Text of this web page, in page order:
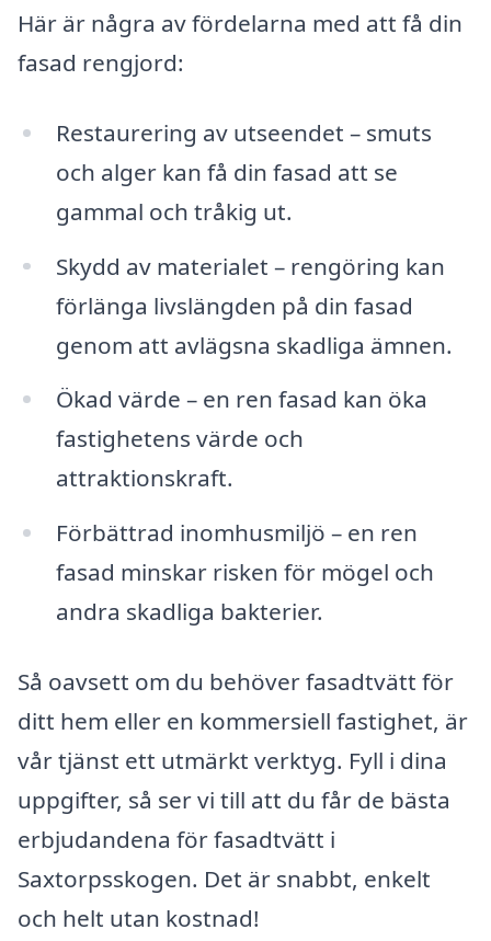
Här är några av fördelarna med att få din
fasad rengjord:
Restaurering av utseendet – smuts
och alger kan få din fasad att se
gammal och tråkig ut.
Skydd av materialet – rengöring kan
förlänga livslängden på din fasad
genom att avlägsna skadliga ämnen.
Ökad värde – en ren fasad kan öka
fastighetens värde och
attraktionskraft.
Förbättrad inomhusmiljö – en ren
fasad minskar risken för mögel och
andra skadliga bakterier.
Så oavsett om du behöver fasadtvätt för
ditt hem eller en kommersiell fastighet, är
vår tjänst ett utmärkt verktyg. Fyll i dina
uppgifter, så ser vi till att du får de bästa
erbjudandena för fasadtvätt i
Saxtorpsskogen. Det är snabbt, enkelt
och helt utan kostnad!